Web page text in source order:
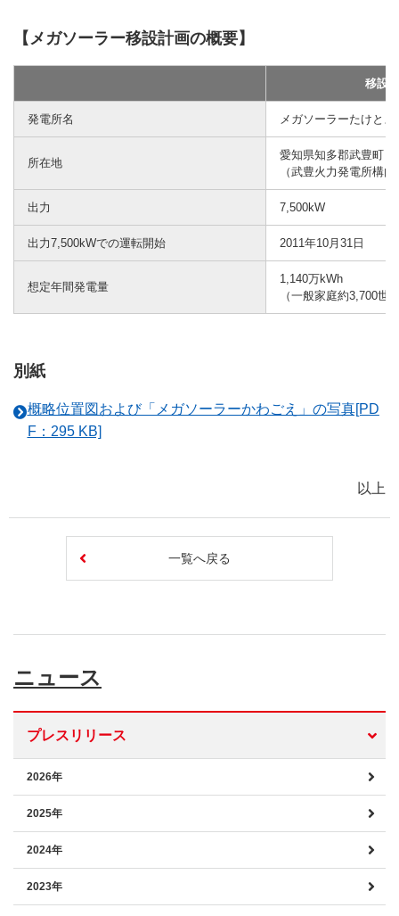
【メガソーラー移設計画の概要】
移設前
発電所名 メガソーラーたけとよ
所在地
愛知県知多郡武豊町
（武豊火力発電所構内
出力 7,500kW
出力7,500kWでの運転開始 2011年10月31日
想定年間発電量
1,140万kWh
（一般家庭約3,700世
別紙
概略位置図および「メガソーラーかわごえ」の写真[PD
F：295 KB]
以上
一覧へ戻る
ニュース
プレスリリース
2026年
2025年
2024年
2023年